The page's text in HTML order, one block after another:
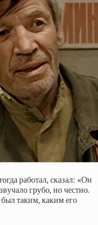
работал, сказал: «Он
грубо, но честно.
был таким, каким его